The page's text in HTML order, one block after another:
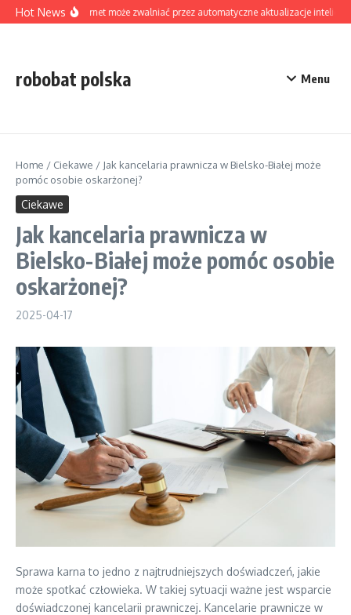
Skip to content
Hot NewsCzy internet może zwalniać przez automatyczne aktualizacje
robobat polska Menu
Home / Ciekawe / Jak kancelaria prawnicza w Bielsko-Białej może
pomóc osobie oskarżonej?
Ciekawe
Jak kancelaria prawnicza w
Bielsko-Białej może pomóc osobie
oskarżonej?
2025-04-17
Sprawa karna to jedno z najtrudniejszych doświadczeń, jakie
może spotkać człowieka. W takiej sytuacji ważne jest wsparcie
doświadczonej kancelarii prawniczej. Kancelarie prawnicze w